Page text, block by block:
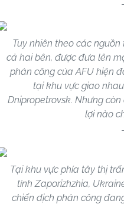
Tuy nhiên theo các
cả hai bên, được đưa lên
phản công của AFU hiện
tại khu vực giao
Dnipropetrovsk. Nhưng
lợi nào
Tại khu vực phía tây thị
tỉnh Zaporizhzhia,
chiến dịch phản công